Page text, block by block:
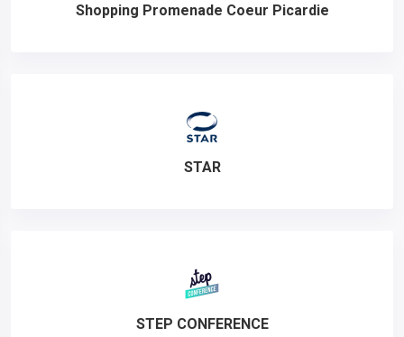
Shopping Promenade Coeur Picardie
STAR
STEP CONFERENCE